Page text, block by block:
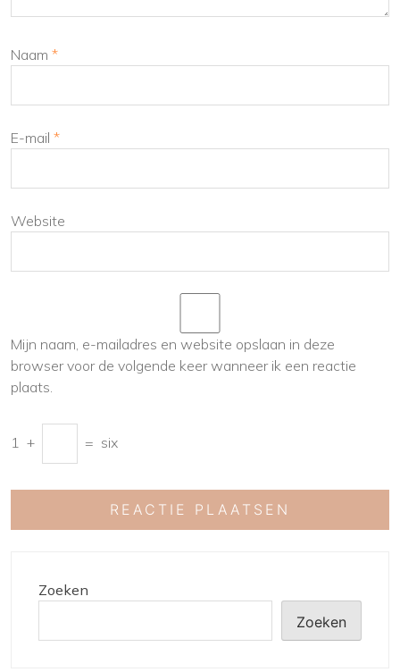
Naam *
E-mail *
Website
Mijn naam, e-mailadres en website opslaan in deze
browser voor de volgende keer wanneer ik een reactie
plaats.
1 + = six
Zoeken
Zoeken